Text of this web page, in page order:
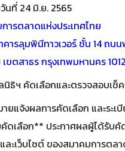
นที่ 24 มิ.ย. 2565
ารตลาดแห่งประเทศไทย
คารลุมพินีทาวเวอร์ ชั้น 14 ถนน
ขตสาธร กรุงเทพมหานคร
ธิฯ คัดเลือกและตรวจสอบเช็
ยแจ้งผลการคัดเลือก และระเ
ดเลือก** ประกาศผลผู้ได้รับคั
ละเว็บไซต์ ของสมาคมการตล